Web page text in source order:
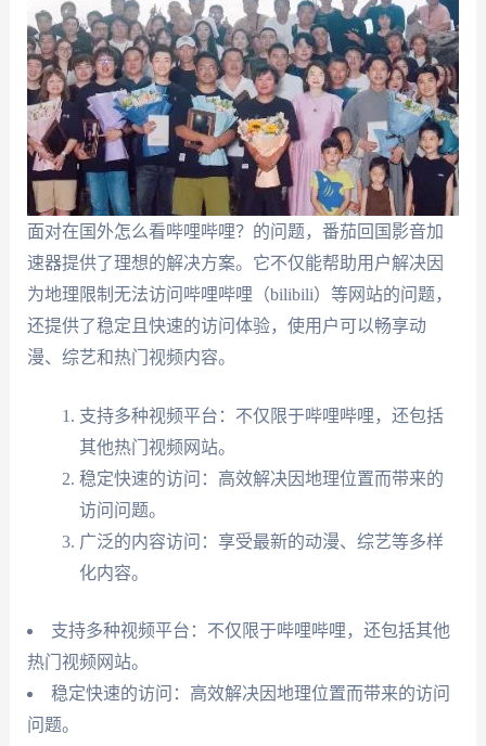
面对在国外怎么看哔哩哔哩？的问题，番茄回国影音加
速器提供了理想的解决方案。它不仅能帮助用户解决因
为地理限制无法访问哔哩哔哩（bilibili）等网站的问题，
还提供了稳定且快速的访问体验，使用户可以畅享动
漫、综艺和热门视频内容。
支持多种视频平台：不仅限于哔哩哔哩，还包括
其他热门视频网站。
稳定快速的访问：高效解决因地理位置而带来的
访问问题。
广泛的内容访问：享受最新的动漫、综艺等多样
化内容。
支持多种视频平台：不仅限于哔哩哔哩，还包括其他
热门视频网站。
稳定快速的访问：高效解决因地理位置而带来的访问
问题。